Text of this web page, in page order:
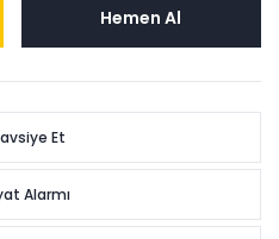
Hemen Al
Et
Alarmı